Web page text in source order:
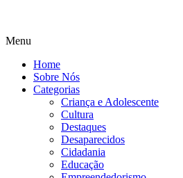
Menu
Home
Sobre Nós
Categorias
Criança e Adolescente
Cultura
Destaques
Desaparecidos
Cidadania
Educação